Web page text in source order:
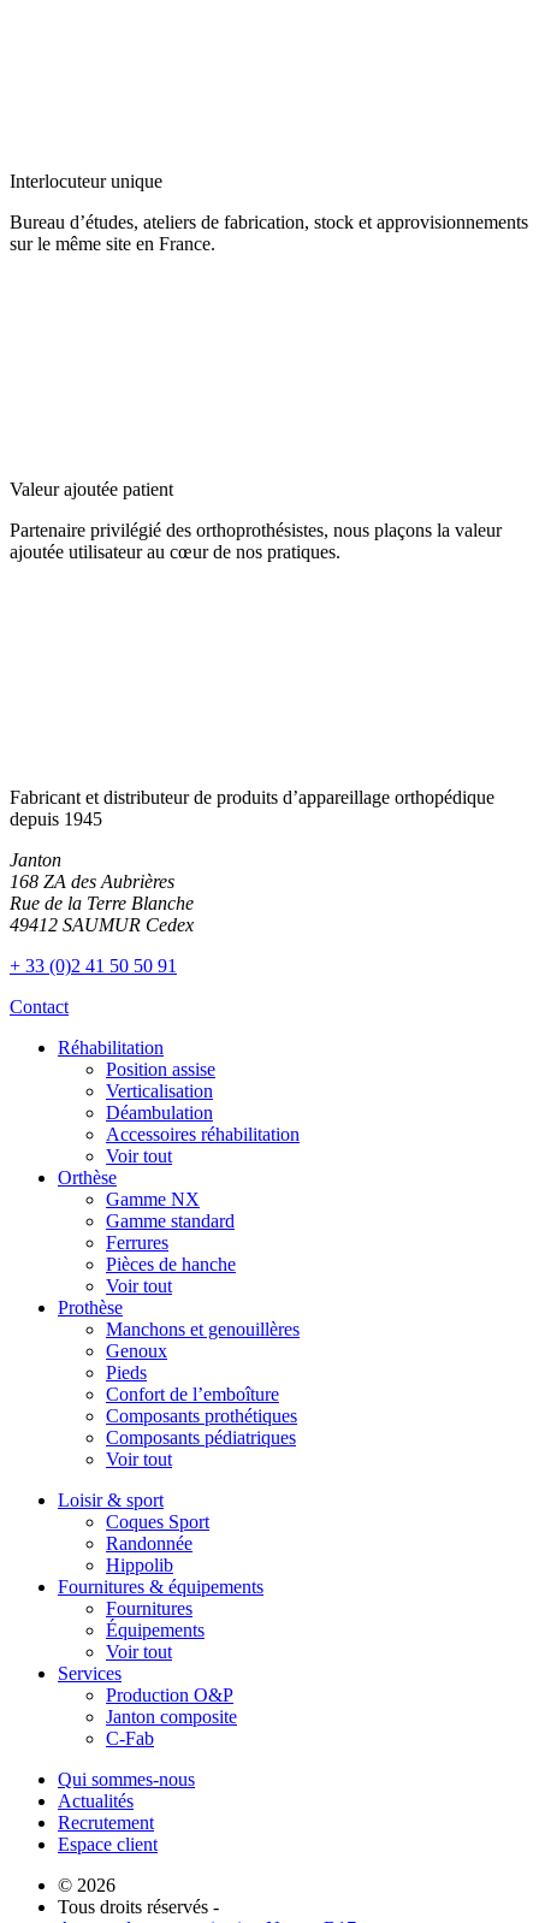
Interlocuteur unique
Bureau d’études, ateliers de fabrication, stock et approvisionnements
sur le même site en France.
Valeur ajoutée patient
Partenaire privilégié des orthoprothésistes, nous plaçons la valeur
ajoutée utilisateur au cœur de nos pratiques.
Fabricant et distributeur de produits d’appareillage orthopédique
depuis 1945
Janton
168 ZA des Aubrières
Rue de la Terre Blanche
49412 SAUMUR Cedex
+ 33 (0)2 41 50 50 91
Contact
Réhabilitation
Position assise
Verticalisation
Déambulation
Accessoires réhabilitation
Voir tout
Orthèse
Gamme NX
Gamme standard
Ferrures
Pièces de hanche
Voir tout
Prothèse
Manchons et genouillères
Genoux
Pieds
Confort de l’emboîture
Composants prothétiques
Composants pédiatriques
Voir tout
Loisir & sport
Coques Sport
Randonnée
Hippolib
Fournitures & équipements
Fournitures
Équipements
Voir tout
Services
Production O&P
Janton composite
C-Fab
Qui sommes-nous
Actualités
Recrutement
Espace client
© 2026
Tous droits réservés -